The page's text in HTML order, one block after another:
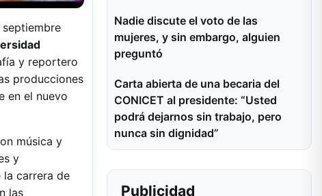
y reportero
producciones
en el nuevo
música y
y
la carrera de
las
Nadie discute el voto de las
mujeres, y sin embargo, alguien
preguntó
Carta abierta de una becaria del
CONICET al presidente: “Usted
podrá dejarnos sin trabajo, pero
nunca sin dignidad”
Publicidad